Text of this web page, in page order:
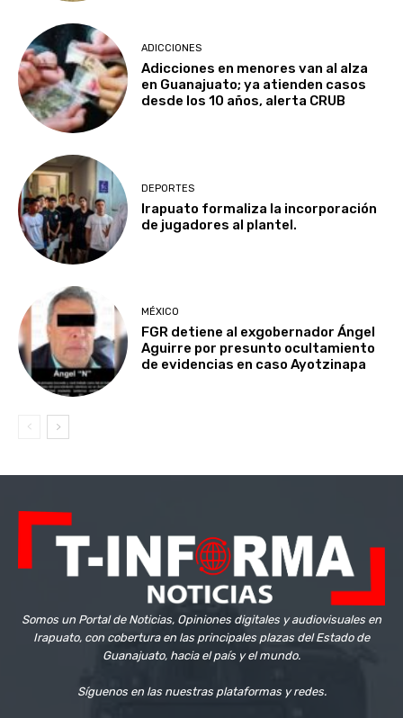
ADICCIONES
Adicciones en menores van al alza
en Guanajuato; ya atienden casos
desde los 10 años, alerta CRUB
DEPORTES
Irapuato formaliza la incorporación
de jugadores al plantel.
MÉXICO
FGR detiene al exgobernador Ángel
Aguirre por presunto ocultamiento
de evidencias en caso Ayotzinapa
Somos un Portal de Noticias, Opiniones digitales y audiovisuales en
Irapuato, con cobertura en las principales plazas del Estado de
Guanajuato, hacia el país y el mundo.
Síguenos en las nuestras plataformas y redes.